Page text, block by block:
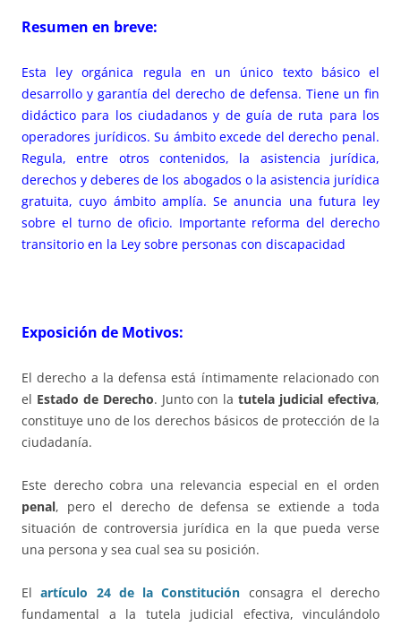
Resumen en breve:
Esta ley orgánica regula en un único texto básico el
desarrollo y garantía del derecho de defensa. Tiene un fin
didáctico para los ciudadanos y de guía de ruta para los
operadores jurídicos. Su ámbito excede del derecho penal.
Regula, entre otros contenidos, la asistencia jurídica,
derechos y deberes de los abogados o la asistencia jurídica
gratuita, cuyo ámbito amplía. Se anuncia una futura ley
sobre el turno de oficio. Importante reforma del derecho
transitorio en la Ley sobre personas con discapacidad
Exposición de Motivos:
El derecho a la defensa está íntimamente relacionado con
el Estado de Derecho. Junto con latutela judicial efectiva,
constituye uno de los derechos básicos de protección de la
ciudadanía.
Este derecho cobra una relevancia especial en el orden
penal, pero el derecho de defensa se extiende a toda
situación de controversia jurídica en la que pueda verse
una persona y sea cual sea su posición.
Elartículo 24 de la Constitución consagra el derecho
fundamental a la tutela judicial efectiva, vinculándolo